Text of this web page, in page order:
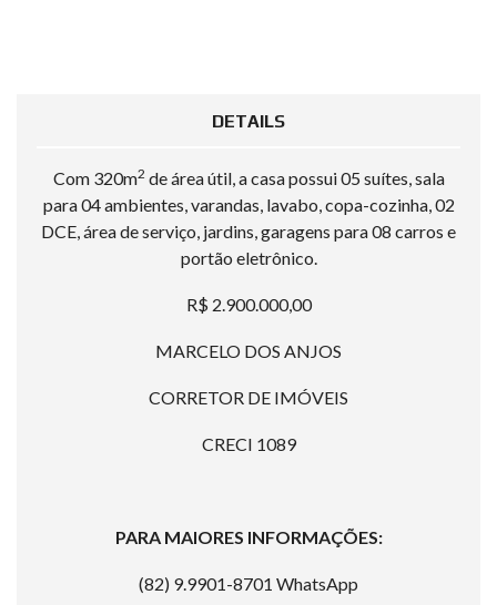
DETAILS
Com 320m2 de área útil, a casa possui 05 suítes, sala
para 04 ambientes, varandas, lavabo, copa-cozinha, 02
DCE, área de serviço, jardins, garagens para 08 carros e
portão eletrônico.
R$ 2.900.000,00
MARCELO DOS ANJOS
CORRETOR DE IMÓVEIS
CRECI 1089
PARA MAIORES INFORMAÇÕES:
(82) 9.9901-8701 WhatsApp